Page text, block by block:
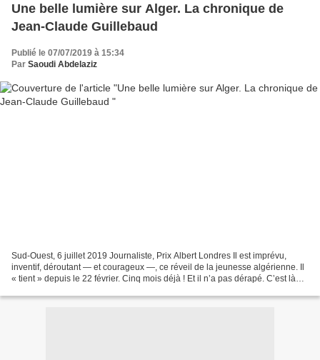
Une belle lumière sur Alger. La chronique de
Jean-Claude Guillebaud
Publié le 07/07/2019 à 15:34
Par Saoudi Abdelaziz
Sud-Ouest, 6 juillet 2019 Journaliste, Prix Albert Londres Il est imprévu,
inventif, déroutant — et courageux —, ce réveil de la jeunesse algérienne. Il
« tient » depuis le 22 février. Cinq mois déjà ! Et il n’a pas dérapé. C’est là